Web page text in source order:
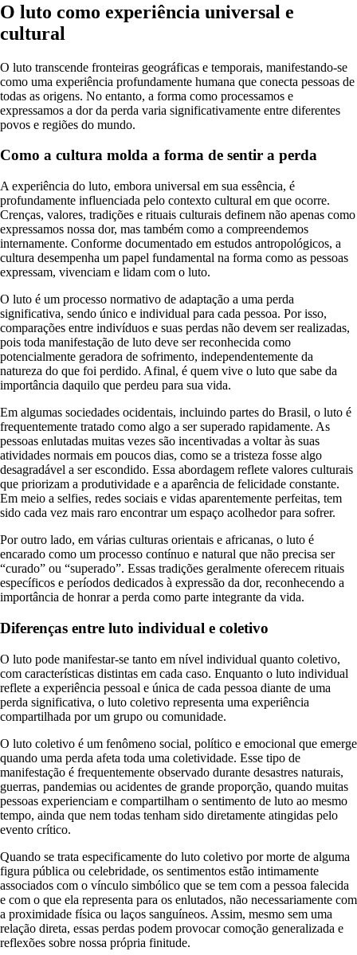
O luto como experiência universal e
cultural
O luto transcende fronteiras geográficas e temporais, manifestando-se
como uma experiência profundamente humana que conecta pessoas de
todas as origens. No entanto, a forma como processamos e
expressamos a dor da perda varia significativamente entre diferentes
povos e regiões do mundo.
Como a cultura molda a forma de sentir a perda
A experiência do luto, embora universal em sua essência, é
profundamente influenciada pelo contexto cultural em que ocorre.
Crenças, valores, tradições e rituais culturais definem não apenas como
expressamos nossa dor, mas também como a compreendemos
internamente. Conforme documentado em estudos antropológicos, a
cultura desempenha um papel fundamental na forma como as pessoas
expressam, vivenciam e lidam com o luto.
O luto é um processo normativo de adaptação a uma perda
significativa, sendo único e individual para cada pessoa. Por isso,
comparações entre indivíduos e suas perdas não devem ser realizadas,
pois toda manifestação de luto deve ser reconhecida como
potencialmente geradora de sofrimento, independentemente da
natureza do que foi perdido. Afinal, é quem vive o luto que sabe da
importância daquilo que perdeu para sua vida.
Em algumas sociedades ocidentais, incluindo partes do Brasil, o luto é
frequentemente tratado como algo a ser superado rapidamente. As
pessoas enlutadas muitas vezes são incentivadas a voltar às suas
atividades normais em poucos dias, como se a tristeza fosse algo
desagradável a ser escondido. Essa abordagem reflete valores culturais
que priorizam a produtividade e a aparência de felicidade constante.
Em meio a selfies, redes sociais e vidas aparentemente perfeitas, tem
sido cada vez mais raro encontrar um espaço acolhedor para sofrer.
Por outro lado, em várias culturas orientais e africanas, o luto é
encarado como um processo contínuo e natural que não precisa ser
“curado” ou “superado”. Essas tradições geralmente oferecem rituais
específicos e períodos dedicados à expressão da dor, reconhecendo a
importância de honrar a perda como parte integrante da vida.
Diferenças entre luto individual e coletivo
O luto pode manifestar-se tanto em nível individual quanto coletivo,
com características distintas em cada caso. Enquanto o luto individual
reflete a experiência pessoal e única de cada pessoa diante de uma
perda significativa, o luto coletivo representa uma experiência
compartilhada por um grupo ou comunidade.
O luto coletivo é um fenômeno social, político e emocional que emerge
quando uma perda afeta toda uma coletividade. Esse tipo de
manifestação é frequentemente observado durante desastres naturais,
guerras, pandemias ou acidentes de grande proporção, quando muitas
pessoas experienciam e compartilham o sentimento de luto ao mesmo
tempo, ainda que nem todas tenham sido diretamente atingidas pelo
evento crítico.
Quando se trata especificamente do luto coletivo por morte de alguma
figura pública ou celebridade, os sentimentos estão intimamente
associados com o vínculo simbólico que se tem com a pessoa falecida
e com o que ela representa para os enlutados, não necessariamente com
a proximidade física ou laços sanguíneos. Assim, mesmo sem uma
relação direta, essas perdas podem provocar comoção generalizada e
reflexões sobre nossa própria finitude.